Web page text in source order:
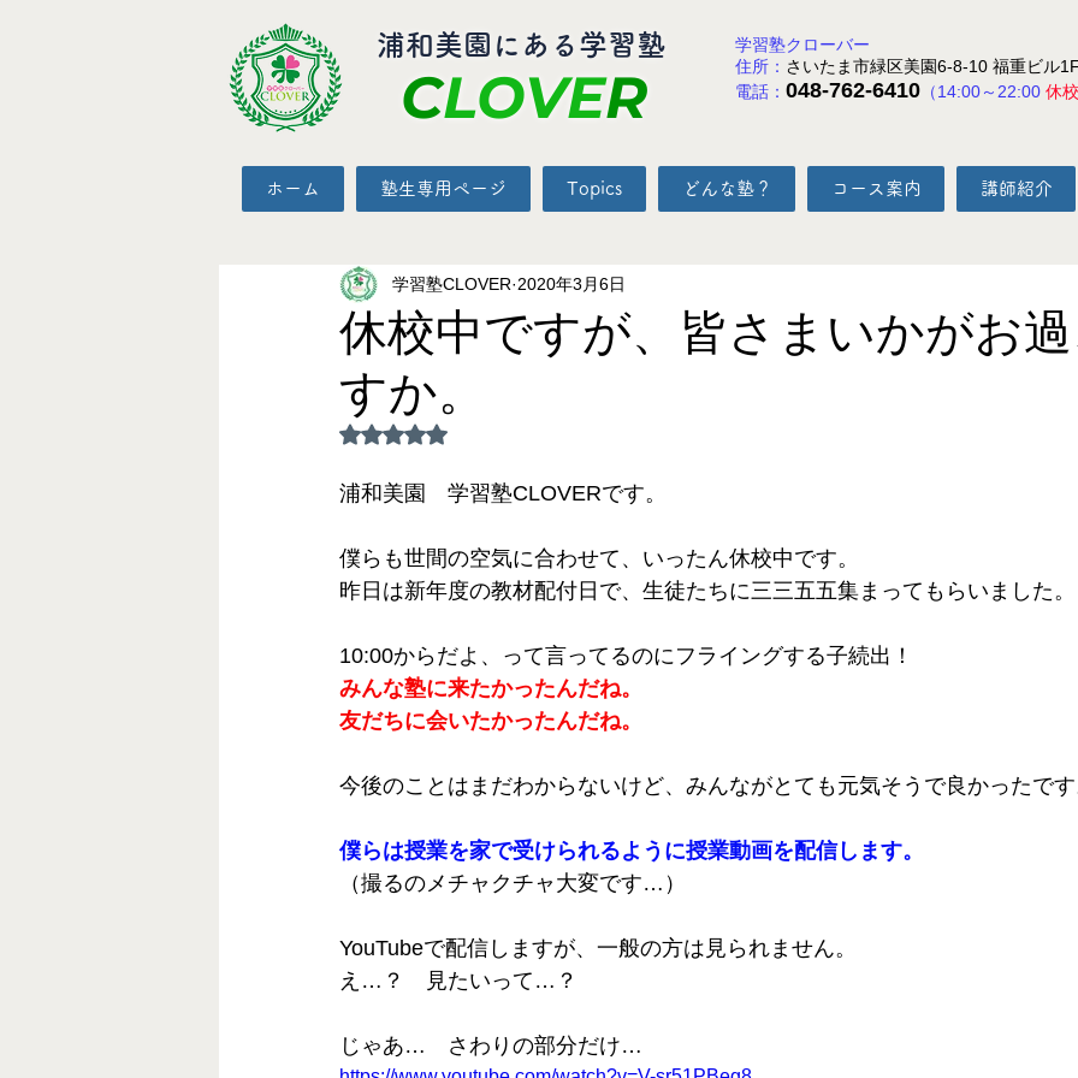
​浦和美園にある学習塾
CLOVER
学習塾クローバー
住所： さいたま市緑区美園6-8-10 福重ビル
電話： 048-762-6410 （14:00～22:00 休
ホーム 塾生専用ページ Topics どんな塾？ コース案内 講師紹介
休校中ですが、皆さまいかがお
すか。
学習塾CLOVER 2020年3月6日
5つ星のうちNaNと評価されています。
浦和美園　学習塾CLOVERです。
僕らも世間の空気に合わせて、いったん休校中です。
昨日は新年度の教材配付日で、生徒たちに三三五五集まってもらいました。
10:00からだよ、って言ってるのにフライングする子続出！
みんな塾に来たかったんだね。
友だちに会いたかったんだね。
今後のことはまだわからないけど、みんながとても元気そうで良かったで
僕らは授業を家で受けられるように授業動画を配信します。
（撮るのメチャクチャ大変です…）
YouTubeで配信しますが、一般の方は見られません。
え…？　見たいって…？
じゃあ…　さわりの部分だけ…